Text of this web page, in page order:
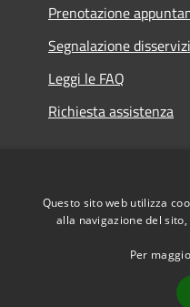
Prenotazione
Segnalazione
Leggi le FAQ
Richiesta assistenza
Questo sito web utilizza
alla navigazione del
Per